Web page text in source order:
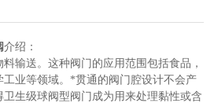
介绍：
输送。这种阀门的应用范围包括食品，
业等领域。*贯通的阀门腔设计不会产
生级球阀型阀门成为用来处理黏性或含